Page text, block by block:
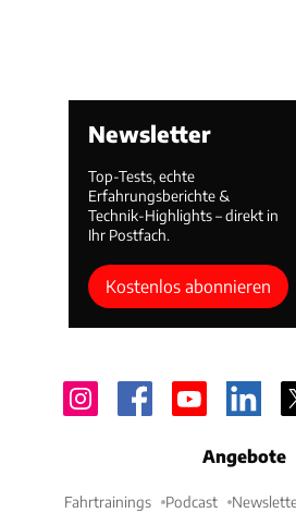
Newsletter
Top-Tests, echte
Erfahrungsberichte &
Technik-Highlights – direkt in
Ihr Postfach.
Kostenlos abonnieren
Angebote
Fahrtrainings Podcast